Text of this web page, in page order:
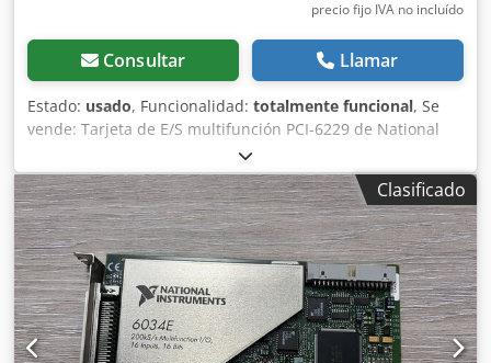
precio fijo IVA no incluído
Consultar Llamar
Estado: usado, Funcionalidad: totalmente funcional, Se
vende: Tarjeta de E/S multifunción PCI-6229 de National
Instruments, en perfecto estado de funcionamiento.
Fabricante: National Instruments (NI) Modelo: PCI-6229
Número de artículo: 191329E-01L Estado: Usado –
Totalmente probado y funcional Probado: NI MAX –
funcionamiento verificado Entradas analógicas: 32 AI (16
bits, 250 kS/s) Salidas analógicas: 4 AO E/S digitales: 48 DIO
Contadores: Dos contadores/temporizadores de 32 bits
Interfaz: PCI Controlador: Compatible con NI-DAQmx
Probado con el software NI MAX y se ha comprobado que
Clasificado